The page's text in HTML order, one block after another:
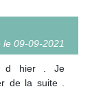
le 09-09-2021
d hier . Je
de la suite .